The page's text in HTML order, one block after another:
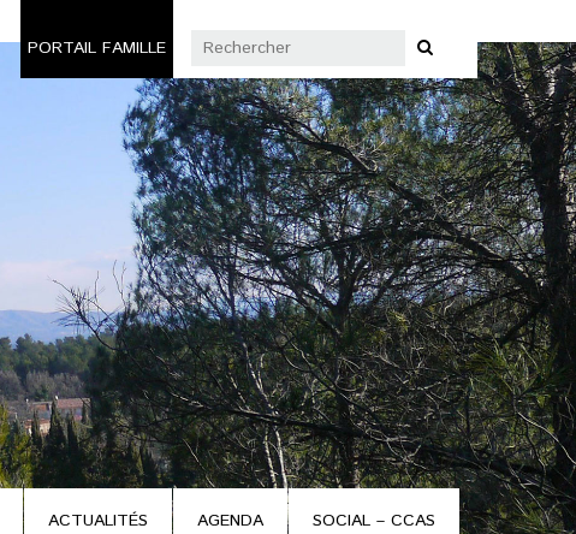
PORTAIL FAMILLE
ACTUALITÉS AGENDA SOCIAL – CCAS